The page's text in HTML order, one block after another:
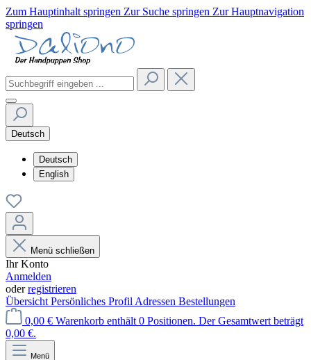
Zum Hauptinhalt springen Zur Suche springen Zur Hauptnavigation
springen
Deutsch
Deutsch
English
Menü schließen
Ihr Konto
Anmelden
oderregistrieren
Übersicht Persönliches Profil Adressen Bestellungen
0,00 € Warenkorb enthält 0 Positionen. Der Gesamtwert beträgt
0,00 €.
Menü